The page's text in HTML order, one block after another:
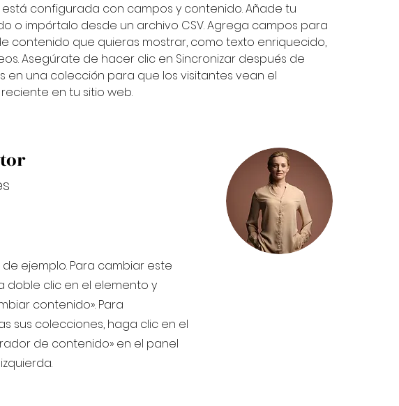
está configurada con campos y contenido. Añade tu
o impórtalo desde un archivo CSV. Agrega campos para
contenido que quieras mostrar, como texto enriquecido,
Asegúrate de hacer clic en Sincronizar después de
en una colección para que los visitantes vean el
en tu sitio web.
de ejemplo. Para cambiar este
doble clic en el elemento y
contenido». Para
sus colecciones, haga clic en el
de contenido» en el panel